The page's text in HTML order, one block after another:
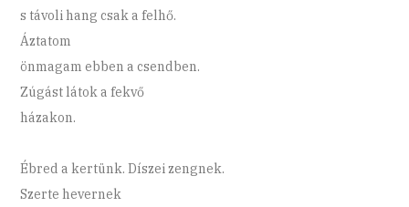
s távoli hang csak a felhő.
Áztatom
önmagam ebben a csendben.
Zúgást látok a fekvő
házakon.
Ébred a kertünk. Díszei zengnek.
Szerte hevernek